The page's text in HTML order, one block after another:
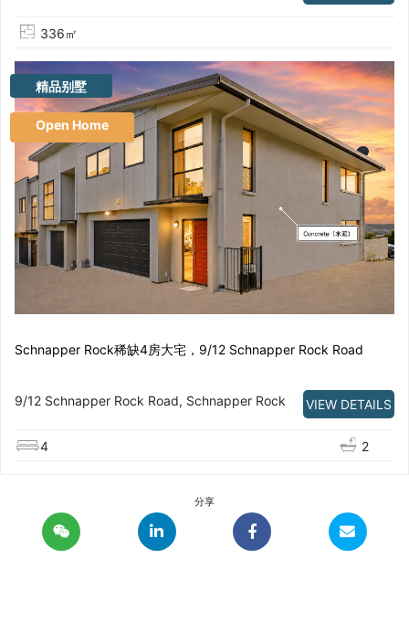
336㎡
精品别墅
Open Home
Schnapper Rock稀缺4房大宅，9/12 Schnapper Rock Road
9/12 Schnapper Rock Road, Schnapper Rock VIEW DETAILS
4 2
分享